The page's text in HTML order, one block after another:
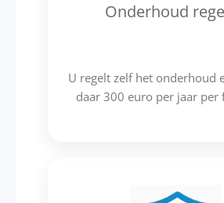
Onderhoud
U regelt zelf het onderhoud
daar 300 euro per jaar per